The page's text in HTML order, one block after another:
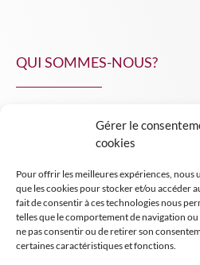
Gérer le
cookies
Pour offrir les meilleures expériences, nous
que les cookies pour stocker et/ou accéder
fait de consentir à ces technologies nous
telles que le comportement de navigation ou
ne pas consentir ou de retirer son
certaines caractéristiques et fonctions.
QUI SOMMES-NOUS?
INSIGHT NPA